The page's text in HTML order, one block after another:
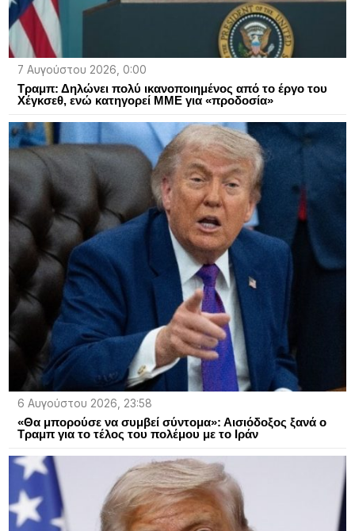
7 Αυγούστου 2026, 0:00
Τραμπ: Δηλώνει πολύ ικανοποιημένος από το έργο του
Χέγκσεθ, ενώ κατηγορεί ΜΜΕ για «προδοσία»
6 Αυγούστου 2026, 23:58
«Θα μπορούσε να συμβεί σύντομα»: Αισιόδοξος ξανά ο
Τραμπ για το τέλος του πολέμου με το Ιράν